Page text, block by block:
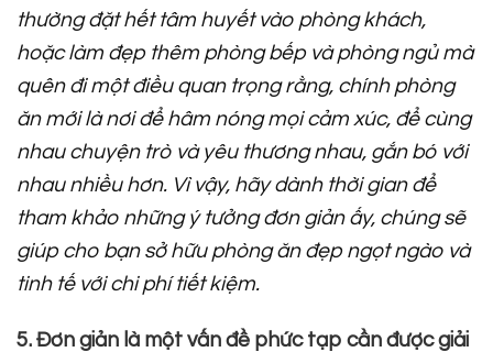
thường đặt hết tâm huyết vào phòng khách,
hoặc làm đẹp thêm phòng bếp và phòng ngủ mà
quên đi một điều quan trọng rằng, chính phòng
ăn mới là nơi để hâm nóng mọi cảm xúc, để cùng
nhau chuyện trò và yêu thương nhau, gắn bó với
nhau nhiều hơn. Vì vậy, hãy dành thời gian để
tham khảo những ý tưởng đơn giản ấy, chúng sẽ
giúp cho bạn sở hữu phòng ăn đẹp ngọt ngào và
tinh tế với chi phí tiết kiệm.
5. Đơn giản là một vấn đề phức tạp cần được giải